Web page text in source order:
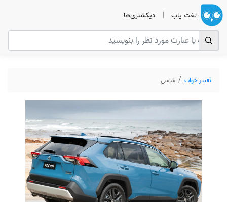
لغت یاب | دیکشنری‌ها
تعبیر خواب شاسی